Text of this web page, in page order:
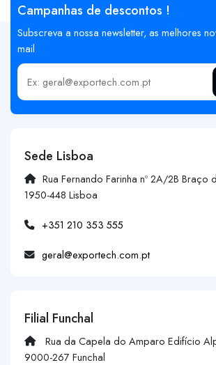
Campanhas de descontos !
Subscreva a nossa newsletter, as melhores
mail
Insira o seu email
Sede Lisboa
Rua Fernando Farinha nº 2A/2B Braço
1950-448 Lisboa
+351 210 353 555
geral@exportech.com.pt
Filial Funchal
Rua da Capela do Amparo Edifício
9000-267 Funchal